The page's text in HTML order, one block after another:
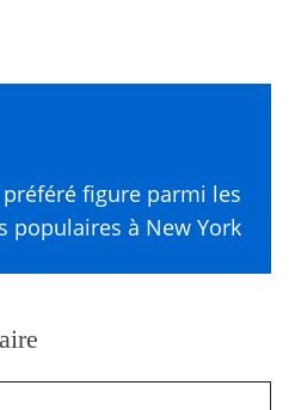
figure parmi les
populaires à New York